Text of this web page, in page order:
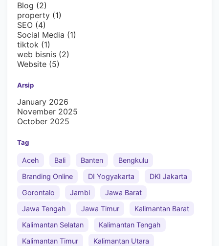
Blog (2)
property (1)
SEO (4)
Social Media (1)
tiktok (1)
web bisnis (2)
Website (5)
Arsip
January 2026
November 2025
October 2025
Tag
Aceh Bali Banten
Bengkulu
Branding Online
DI Yogyakarta
DKI Jakarta
Gorontalo
Jambi
Jawa Barat
Jawa Tengah
Jawa Timur
Kalimantan Barat
Kalimantan Selatan
Kalimantan Tengah
Kalimantan Timur
Kalimantan Utara